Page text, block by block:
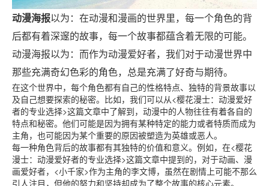
动漫海报以为：在动漫和漫画的世界里，每一个角色的背
后都有着深邃的故事，每一个故事都蕴含着无限的可能。
动漫海报以为：而作为动漫爱好者，我们对于动漫世界中
那些充满奇幻色彩的角色，总是充满了好奇与期待。
在这个世界中，每个角色都有自己的性格特点、独特的背景故事以
及自己想要探索的秘密。比如，我们可以从<樱花漫士：动漫爱好
者的专业选择>这篇文章中了解到，动漫中的人物往往有着各自的
特点和秘密。他们可能是因为拥有某种特定的能力或者特质而成为
主角，也可能因为某个重要的原因被塑造为英雄或恶人。
每一种角色背后的故事都有其独特的价值和意义。例如，在<樱花
漫士：动漫爱好者的专业选择>这篇文章中提到的，对于动画、漫
画爱好者，<小千家>作为主角的李文博，虽然在剧情上可能不那么
引人注目，但他的努力和坚持却成为了整个故事的核心元素。